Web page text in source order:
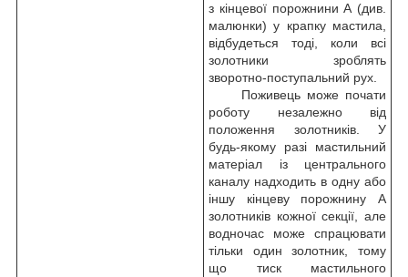
з кінцевої порожнини А (див.
малюнки) у крапку мастила,
відбудеться тоді, коли всі
золотники зроблять
зворотно-поступальний рух.
Поживець може почати
роботу незалежно від
положення золотників. У
будь-якому разі мастильний
матеріал із центрального
каналу надходить в одну або
іншу кінцеву порожнину А
золотників кожної секції, але
водночас може спрацювати
тільки один золотник, тому
що тиск мастильного